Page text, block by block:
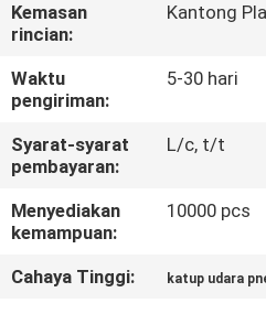
HUBUNGI
KAMI
BERITA
PERMINTAAN
PENAWARAN
Kemasan
rincian:
Kantong
Waktu
pengiriman:
5-30 hari
Syarat-syarat
pembayaran:
L/c, t/t
Menyediakan
kemampuan:
10000 pcs
Cahaya Tinggi: katup udara